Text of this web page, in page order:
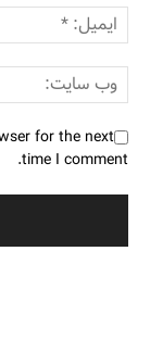
for the next
time I comment.